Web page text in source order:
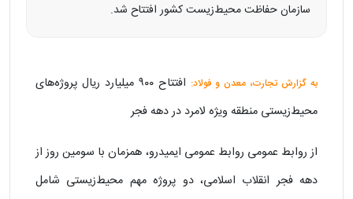
سازمان حفاظت محیط‌زیست کشور افتتاح شد.
به گزارش تجارت، معدن و فولاد:
افتتاح ٩٠٠ میلیارد ریال پروژه‌های
محیط‌زیستی منطقه ویژه لامرد در دهه فجر
از روابط عمومی روابط عمومی ایمیدرو، همزمان با سومین روز از
دهه فجر انقلاب اسلامی، دو پروژه مهم محیط‌زیستی شامل